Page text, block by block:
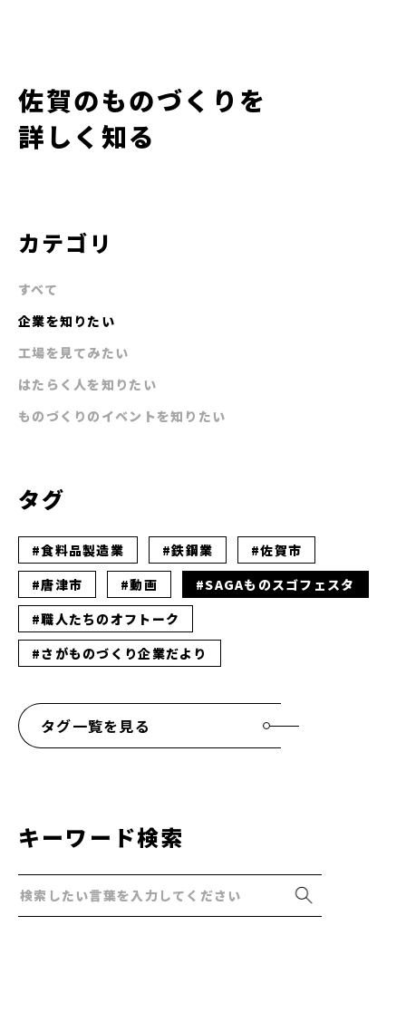
佐賀のものづくりを
詳しく知る
カテゴリ
すべて
企業を知りたい
工場を見てみたい
はたらく人を知りたい
ものづくりのイベントを知りたい
タグ
#食料品製造業 #鉄鋼業
#佐賀市
#唐津市
#動画
#SAGAものスゴフェスタ
#職人たちのオフトーク
#さがものづくり企業だより
タグ一覧を見る
キーワード検索